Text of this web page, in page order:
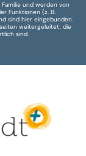
und werden von
Funktionen (z. B.
sind hier eingebunden.
weitergeleitet, die
sind.